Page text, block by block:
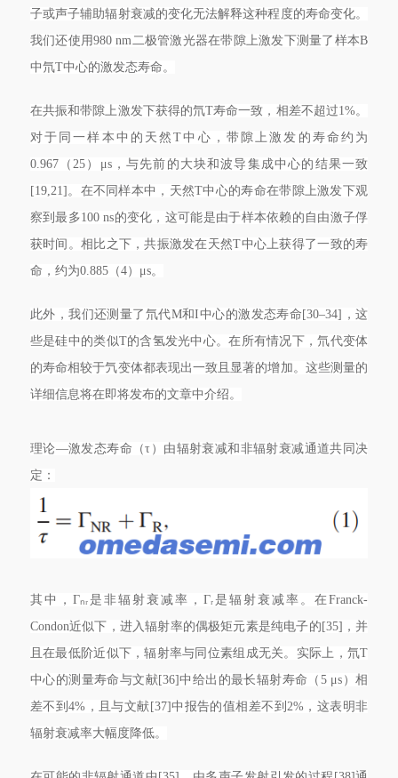
子或声子辅助辐射衰减的变化无法解释这种程度的寿命变化。
我们还使用980 nm二极管激光器在带隙上激发下测量了样本B
中氘T中心的激发态寿命。
在共振和带隙上激发下获得的氘T寿命一致，相差不超过1%。
对于同一样本中的天然T中心，带隙上激发的寿命约为
0.967（25）μs，与先前的大块和波导集成中心的结果一致
[19,21]。在不同样本中，天然T中心的寿命在带隙上激发下观
察到最多100 ns的变化，这可能是由于样本依赖的自由激子俘
获时间。相比之下，共振激发在天然T中心上获得了一致的寿
命，约为0.885（4）μs。
此外，我们还测量了氘代M和I中心的激发态寿命[30–34]，这
些是硅中的类似T的含氢发光中心。在所有情况下，氘代变体
的寿命相较于氕变体都表现出一致且显著的增加。这些测量的
详细信息将在即将发布的文章中介绍。
理论—激发态寿命（τ）由辐射衰减和非辐射衰减通道共同决
定：
其中，Γₙᵣ是非辐射衰减率，Γᵣ是辐射衰减率。在Franck-
Condon近似下，进入辐射率的偶极矩元素是纯电子的[35]，并
且在最低阶近似下，辐射率与同位素组成无关。实际上，氘T
中心的测量寿命与文献[36]中给出的最长辐射寿命（5 μs）相
差不到4%，且与文献[37]中报告的值相差不到2%，这表明非
辐射衰减率大幅度降低。